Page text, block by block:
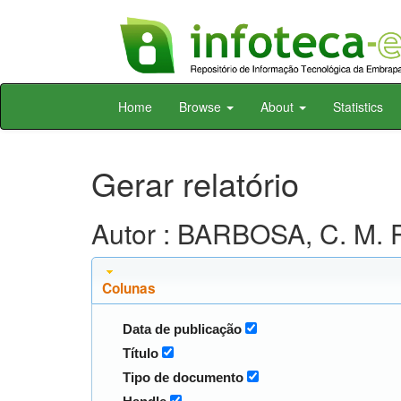
Skip
Home Browse About Statistics
Gerar relatório
Autor : BARBOSA, C. M.
Colunas
Data de publicação
Título
Tipo de documento